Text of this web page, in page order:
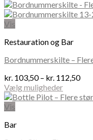
Vis
Restauration og Bar
Bordnummerskilte –
kr. 103,50 – kr. 112,50
til
Vælg muligheder
Dette
vare
flere
Vis
Bar